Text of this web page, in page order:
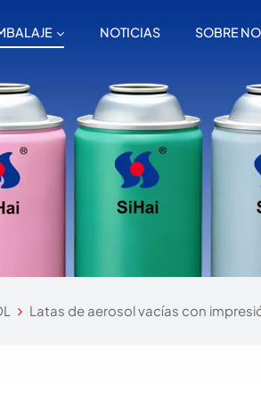
NOTICIAS SOBRE
Latas de aerosol vacías con